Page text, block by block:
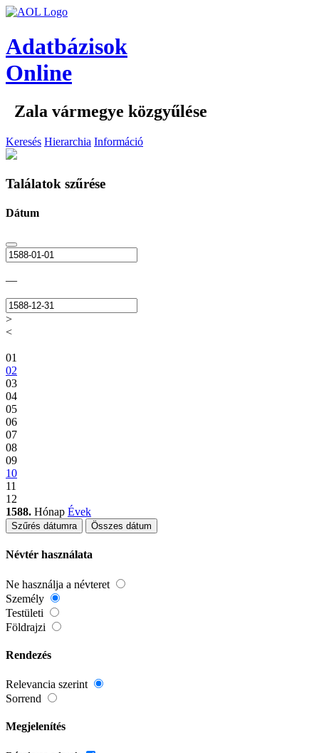
Adatbázisok
Online
Zala vármegye közgyűlése
Keresés Hierarchia Információ
Találatok szűrése
Dátum
—
>
<
01
02
03
04
05
06
07
08
09
10
11
12
1588. Hónap Évek
Szűrés dátumra Összes dátum
Névtér használata
Ne használja a névteret
Személy
Testületi
Földrajzi
Rendezés
Relevancia szerint
Sorrend
Megjelenítés